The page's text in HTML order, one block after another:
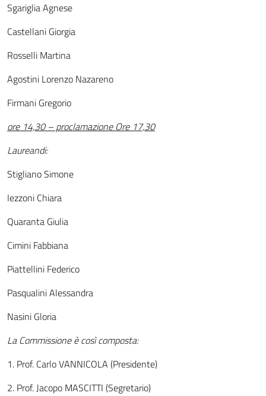
Sgariglia Agnese
Castellani Giorgia
Rosselli Martina
Agostini Lorenzo Nazareno
Firmani Gregorio
ore 14,30 – proclamazione Ore 17,30
Laureandi:
Stigliano Simone
Iezzoni Chiara
Quaranta Giulia
Cimini Fabbiana
Piattellini Federico
Pasqualini Alessandra
Nasini Gloria
La Commissione è così composta:
1. Prof. Carlo VANNICOLA (Presidente)
2. Prof. Jacopo MASCITTI (Segretario)